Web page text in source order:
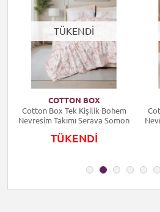
TÜKENDİ
COTTON BOX
Cotton Box Tek Kişilik Bohem
Nevresim Takımı Serava Somon
TÜKENDİ